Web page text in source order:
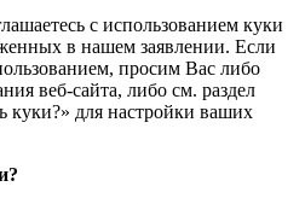
с использованием куки
в нашем заявлении. Если
просим Вас либо
веб-сайта, либо см. раздел
для настройки ваших